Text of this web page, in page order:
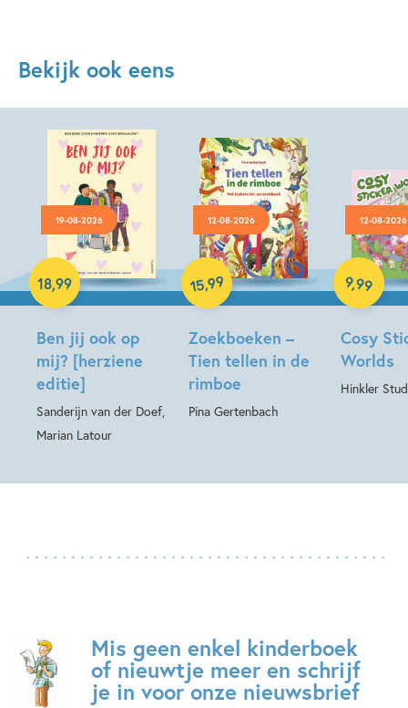
Bekijk ook eens
19-08-2026
Ben jij ook op
mij? [herziene
editie]
Sanderijn van der Doef,
Marian Latour
18,99
Hardcover
12-08-2026
Zoekboeken –
Tien tellen in de
rimboe
Pina Gertenbach
15,99
Hardcover
12-08-2026
Cosy
Worlds
Hinkler
9,99
Paperback
Mis geen enkel kinderboek
of nieuwtje meer en schrijf
je in voor onze nieuwsbrief